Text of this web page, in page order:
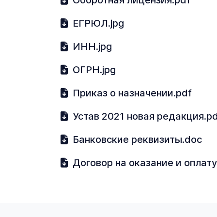
ЕГРЮЛ.jpg
ИНН.jpg
ОГРН.jpg
Приказ о назначении.pdf
Устав 2021 новая
Банковские реквизиты.doc
Договор на оказание и